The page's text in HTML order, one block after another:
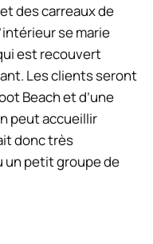
des carreaux de
se marie
est recouvert
Les clients seront
Beach et d’une
peut accueillir
donc très
un petit groupe de